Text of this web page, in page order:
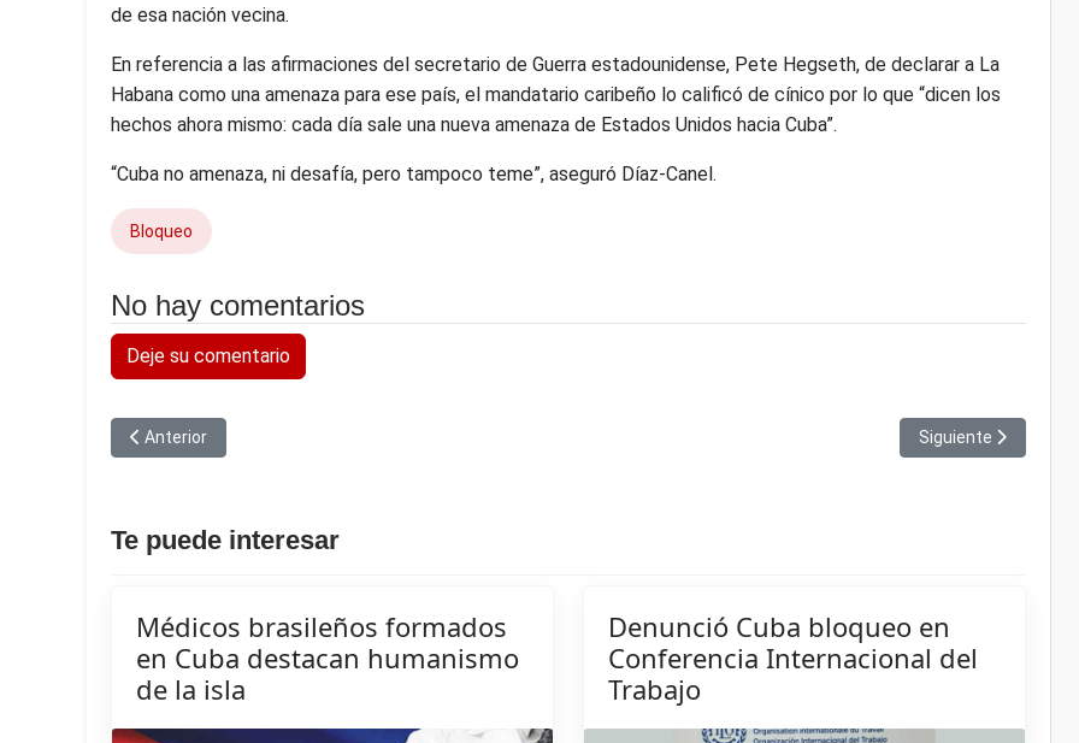
de esa nación vecina.
En referencia a las afirmaciones del secretario de Guerra estadounidense, Pete Hegseth, de declarar a La
Habana como una amenaza para ese país, el mandatario caribeño lo calificó de cínico por lo que “dicen los
hechos ahora mismo: cada día sale una nueva amenaza de Estados Unidos hacia Cuba”.
“Cuba no amenaza, ni desafía, pero tampoco teme”, aseguró Díaz-Canel.
Bloqueo
No hay comentarios
Deje su comentario
Artículo anterior: Nuevas medidas en Cuba por desabastecimiento de combustible
Anterior Artículo siguiente:
Siguiente
Te puede interesar
Médicos brasileños formados
en Cuba destacan humanismo
de la isla
Denunció Cuba bloqueo en
Conferencia Internacional del
Trabajo